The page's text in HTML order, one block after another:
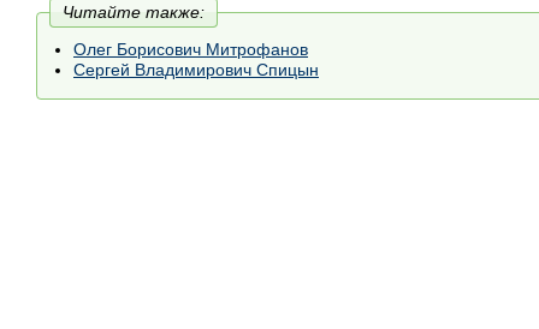
Читайте также:
Олег Борисович Митрофанов
Сергей Владимирович Спицын